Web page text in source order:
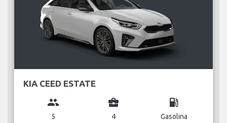
KIA CEED ESTATE
group
5
business_center
4
local_gas_station
Gasolina